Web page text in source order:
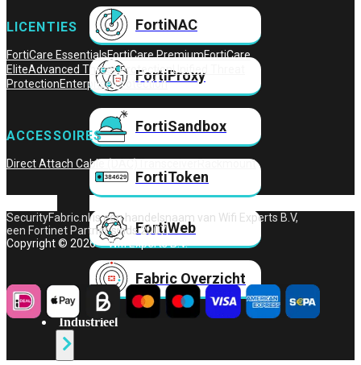
FortiNAC
FortiProxy
FortiSandbox
FortiToken
FortiWeb
Fabric Overzicht
Industrieel
LICENTIES
FortiCare EssentialsFortiCare PremiumFortiCare
EliteAdvanced Threat ProtectionUnified Threat
ProtectionEnterprise Protection
ACCESSOIRES
Direct Attach Cable (DAC) Rackmount
SecurityFabric.nl is een handelsnaam van Wifi Experts B.V,
een Fortinet Partner sinds 2007.
Copyright © 2026 – Wifi Experts B.V.